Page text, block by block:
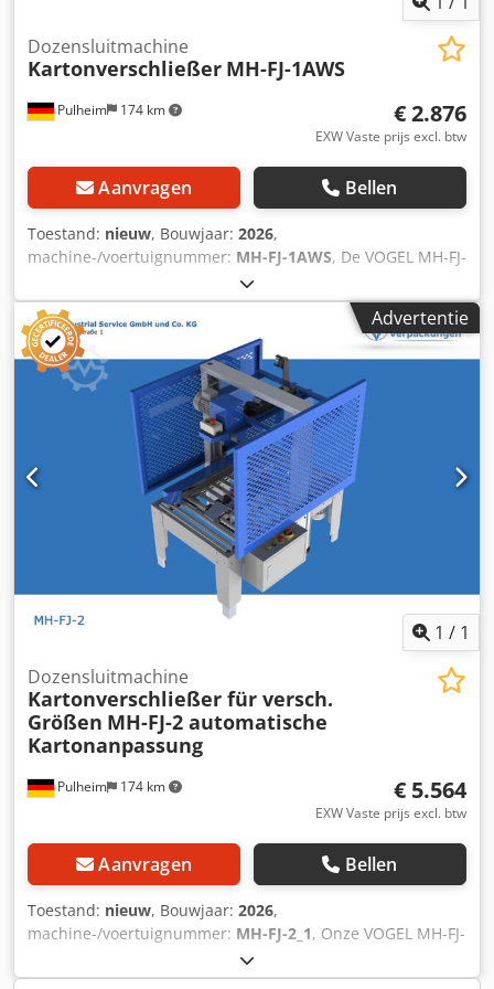
Pulheim 174 km
Dozensluitmachine
Kartonverschließer MH-FJ-1AWS
€ 2.876
EXW Vaste prijs excl. btw
Aanvragen Bellen
Toestand: nieuw, Bouwjaar: 2026,
machine-/voertuignummer: MH-FJ-1AWS, De VOGEL MH-FJ-
1AWS dozensluitmachine is uitgerust met een zijwaarts
aangedreven riemsysteem. De machine is speciaal
ontworpen voor dozen in kleinere formaten.
Doosformaten: Lengte 160 - ∞ mm Breedte: 90 - 320 mm
Hoogte: 60 - 280 mm Technische gegevens: Lengte 1.090
mm Breedte 890 mm Cedpfx Ajzr Hvaomhoha Gewicht 85
kg Bedrijfsspanning 220 V CE-markering Accessoires: Voor
ons VOGEL dozensluitprogramma bieden we rollen, voor-
en nabewerkingstafels en rollenbanen.
Advertentie
1 / 1
Pulheim 174 km
Dozensluitmachine
Kartonverschließer für versch.
Größen MH-FJ-2 automatische
Kartonanpassung
€ 5.564
EXW Vaste prijs excl. btw
Aanvragen Bellen
Toestand: nieuw, Bouwjaar: 2026,
machine-/voertuignummer: MH-FJ-2_1, Onze VOGEL MH-FJ-
2 dozensluitmachine is uitgerust met een zijwaarts
aangedreven riemsysteem. De machine past zich